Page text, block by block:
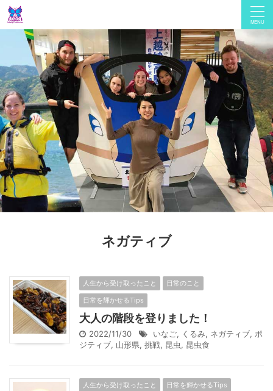
ネガティブ
人生から受け取ったこと
日常のこと
日常を輝かせるTips
大人の階段を登りました！
2022/11/30 いなご, くるみ, ネガティブ, ポ
ジティブ, 山形県, 挑戦, 昆虫, 昆虫食
人生から受け取ったこと 日常を輝かせるTips